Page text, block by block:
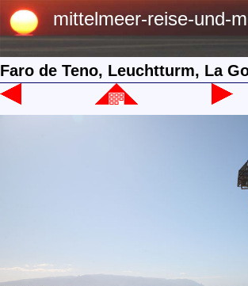
mittelmeer-reise-und-
Faro de Teno, Leuchtturm, La